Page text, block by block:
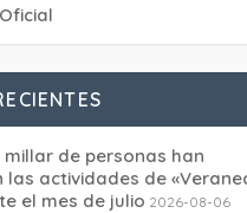
millar de personas han
las actividades de
el mes de julio 2026-08-06